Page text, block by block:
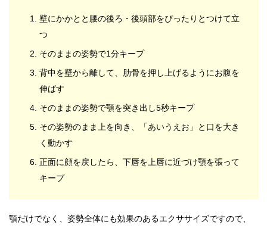
壁にかかとと腰の後ろ・後頭部をぴったりとつけて立
つ
そのままの姿勢で1分キープ
背中を壁から離して、肋骨を押し上げるようにお腹を
伸ばす
そのままの姿勢で顎を突き出し5秒キープ
その姿勢のまま上を向き、「あいうえお」と口を大き
く動かす
正面に顔を戻したら、下唇を上唇に近づけ顎を張って
キープ
顎だけでなく、姿勢全体にも効果のあるエクササイズですので、